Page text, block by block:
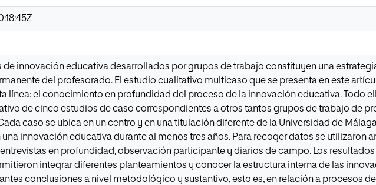
de innovación educativa desarrollados por grupos de trabajo constituyen una
del profesorado. El estudio cualitativo multicaso que se presenta en este
línea: el conocimiento en profundidad del proceso de la innovación educativa. Todo
de cinco estudios de caso correspondientes a otros tantos grupos de trabajo de
caso se ubica en un centro y en una titulación diferente de la Universidad de
innovación educativa durante al menos tres años. Para recoger datos se utilizaron
en profundidad, observación participante y diarios de campo. Los resultados
integrar diferentes planteamientos y conocer la estructura interna de las
conclusiones a nivel metodológico y sustantivo, esto es, en relación a procesos